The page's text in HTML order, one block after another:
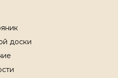
доски